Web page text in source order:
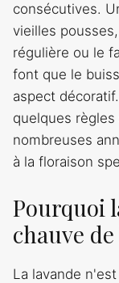
consécutives.
vieilles
régulière ou le
font que le
aspect
quelques
nombreuses
à la floraison
Pourquoi
chauve
La lavande